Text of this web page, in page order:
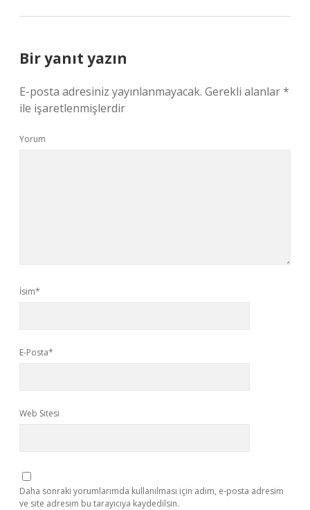
Bir yanıt yazın
E-posta adresiniz yayınlanmayacak. Gerekli alanlar*
ile işaretlenmişlerdir
Yorum
İsim*
E-Posta*
Web Sitesi
Daha sonraki yorumlarımda kullanılması için adım, e-posta adresim
ve site adresim bu tarayıcıya kaydedilsin.